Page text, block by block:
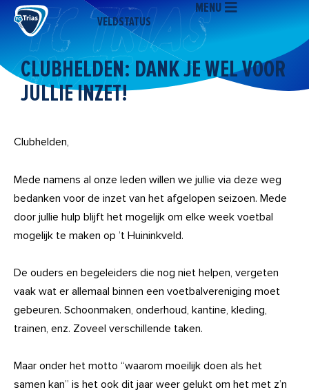
naar
inhoud
VELDSTATUS
MENU
CLUBHELDEN: DANK JE WEL VOOR
JULLIE INZET!
Clubhelden,
Mede namens al onze leden willen we jullie via deze weg
bedanken voor de inzet van het afgelopen seizoen. Mede
door jullie hulp blijft het mogelijk om elke week voetbal
mogelijk te maken op ’t Huininkveld.
De ouders en begeleiders die nog niet helpen, vergeten
vaak wat er allemaal binnen een voetbalvereniging moet
gebeuren. Schoonmaken, onderhoud, kantine, kleding,
trainen, enz. Zoveel verschillende taken.
Maar onder het motto “waarom moeilijk doen als het
samen kan” is het ook dit jaar weer gelukt om het met z’n